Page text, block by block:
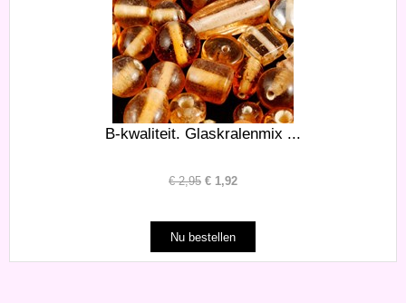
B-kwaliteit. Glaskralenmix ...
€2,95 € 1,92